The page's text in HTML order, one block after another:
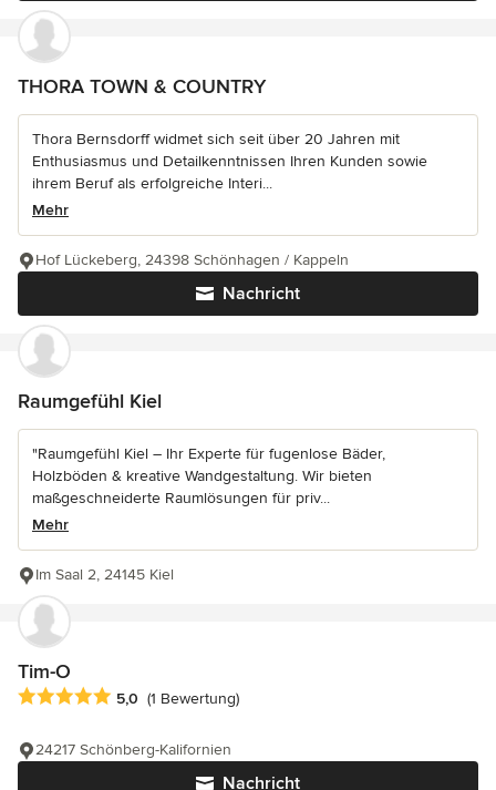
THORA TOWN & COUNTRY
Thora Bernsdorff widmet sich seit über 20 Jahren mit
Enthusiasmus und Detailkenntnissen Ihren Kunden sowie
ihrem Beruf als erfolgreiche Interi...
Mehr
Nachricht
Hof Lückeberg, 24398 Schönhagen / Kappeln
Raumgefühl Kiel
"Raumgefühl Kiel – Ihr Experte für fugenlose Bäder,
Holzböden & kreative Wandgestaltung. Wir bieten
maßgeschneiderte Raumlösungen für priv...
Mehr
Im Saal 2, 24145 Kiel
Tim-O
Durchschnittliche Bewertung: 5 von 5 Sternen
5,0 (1 Bewertung)
Nachricht
24217 Schönberg-Kalifornien